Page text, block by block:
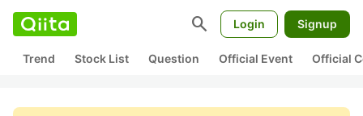
search Login Signup
Trend Stock List Question Official Event Official